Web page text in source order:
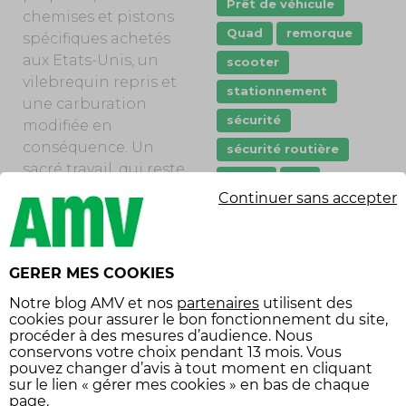
chemises et pistons
spécifiques achetés
aux Etats-Unis, un
vilebrequin repris et
une carburation
modifiée en
conséquence. Un
sacré travail, qui reste
première de cet
ancien ingénieur
plusieurs vies…).
Des premiers essais
sur le petit circuit
nantais de Fay-de-
Bretagne ont mis à
jour quelques soucis
Prêt de véhicule
Quad
remorque
scooter
stationnement
sécurité
sécurité routière
Équipement
SUIVEZ-NOUS
GERER MES COOKIES
Notre blog AMV et nos partenaires utilisent des
cookies pour assurer le bon fonctionnement du site,
procéder à des mesures d’audience. Nous
conservons votre choix pendant 13 mois. Vous
pouvez changer d’avis à tout moment en cliquant
sur le lien « gérer mes cookies » en bas de chaque
page.
Continuer sans accepter